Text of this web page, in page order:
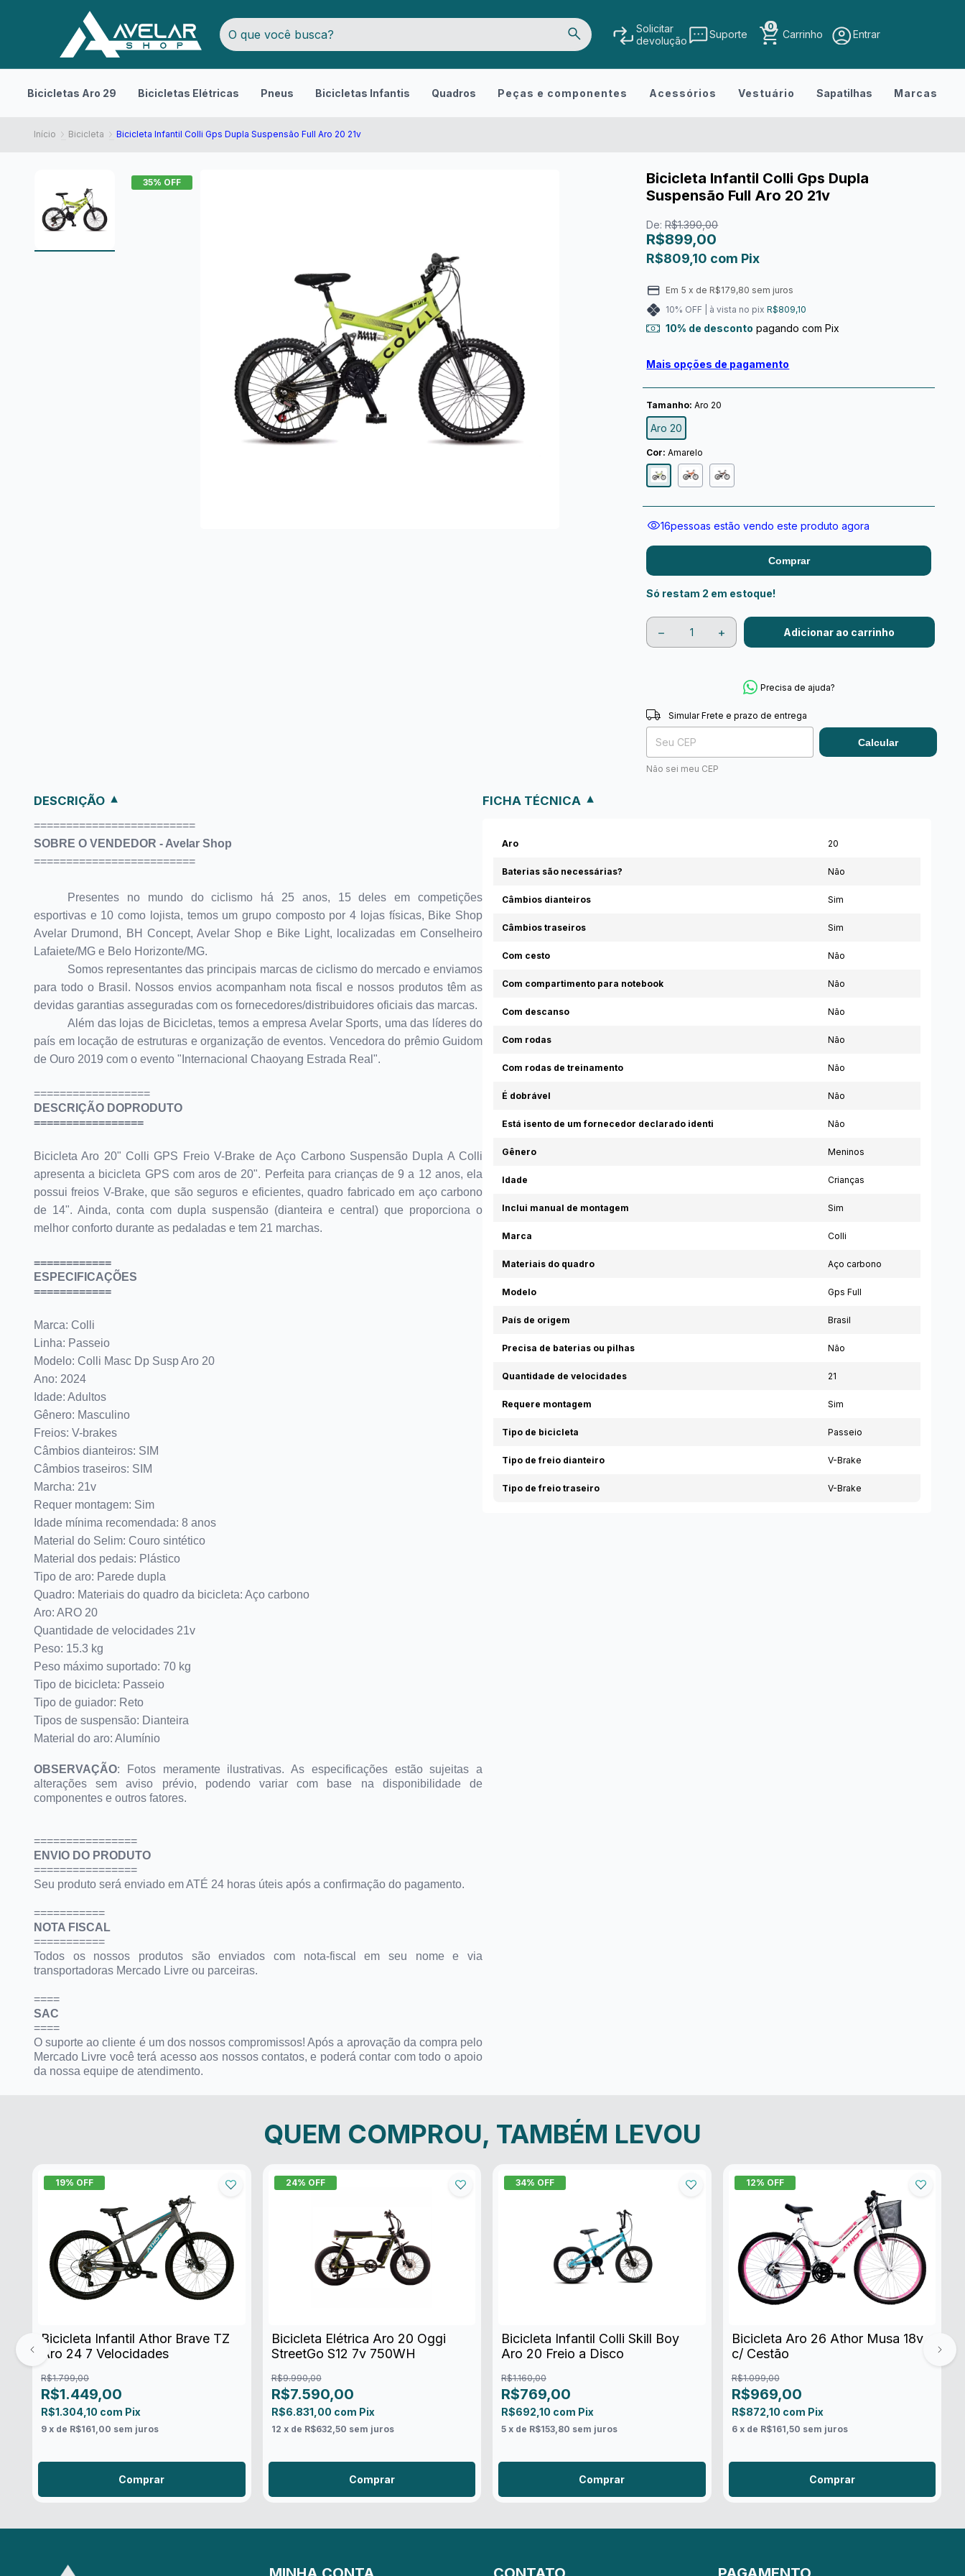
Solicitar
devolução
Suporte Carrinho
0
Entrar
Bicicletas Aro 29 Bicicletas Elétricas Pneus Bicicletas Infantis Quadros Peças e componentes Acessórios Vestuário Sapatilhas Marcas
Início Bicicleta Bicicleta Infantil Colli Gps Dupla Suspensão Full Aro 20 21v
35% OFF
Bicicleta Infantil Colli Gps Dupla
Suspensão Full Aro 20 21v
De: R$1.390,00
R$899,00
R$809,10 com Pix
Em 5 x de R$179,80 sem juros
10% OFF | à vista no pix R$809,10
10% de desconto pagando com Pix
Mais opções de pagamento
Tamanho: Aro 20
Aro 20
Cor: Amarelo
15pessoas estão vendo este produto agora
Comprar
Só restam 2 em estoque!
Precisa de ajuda?
Entregas para o CEP:
Simular Frete e prazo de entrega
Calcular
Não sei meu CEP
DESCRIÇÃO
=========================
SOBRE O VENDEDOR - Avelar Shop
=========================
Presentes no mundo do ciclismo há 25 anos, 15 deles em competições
esportivas e 10 como lojista, temos um grupo composto por 4 lojas físicas, Bike Shop
Avelar Drumond, BH Concept, Avelar Shop e Bike Light, localizadas em Conselheiro
Lafaiete/MG e Belo Horizonte/MG.
Somos representantes das principais marcas de ciclismo do mercado e enviamos
para todo o Brasil. Nossos envios acompanham nota fiscal e nossos produtos têm as
devidas garantias asseguradas com os fornecedores/distribuidores oficiais das marcas.
Além das lojas de Bicicletas, temos a empresa Avelar Sports, uma das líderes do
país em locação de estruturas e organização de eventos. Vencedora do prêmio Guidom
de Ouro 2019 com o evento "Internacional Chaoyang Estrada Real".
==================
DESCRIÇÃO DOPRODUTO
=================
Bicicleta Aro 20" Colli GPS Freio V-Brake de Aço Carbono Suspensão Dupla A Colli
apresenta a bicicleta GPS com aros de 20". Perfeita para crianças de 9 a 12 anos, ela
possui freios V-Brake, que são seguros e eficientes, quadro fabricado em aço carbono
de 14". Ainda, conta com dupla suspensão (dianteira e central) que proporciona o
melhor conforto durante as pedaladas e tem 21 marchas.
============
ESPECIFICAÇÕES
============
Marca: Colli
Linha: Passeio
Modelo: Colli Masc Dp Susp Aro 20
Ano: 2024
Idade: Adultos
Gênero: Masculino
Freios: V-brakes
Câmbios dianteiros: SIM
Câmbios traseiros: SIM
Marcha: 21v
Requer montagem: Sim
Idade mínima recomendada: 8 anos
Material do Selim: Couro sintético
Material dos pedais: Plástico
Tipo de aro: Parede dupla
Quadro: Materiais do quadro da bicicleta: Aço carbono
Aro: ARO 20
Quantidade de velocidades 21v
Peso: 15.3 kg
Peso máximo suportado: 70 kg
Tipo de bicicleta: Passeio
Tipo de guiador: Reto
Tipos de suspensão: Dianteira
Material do aro: Alumínio
OBSERVAÇÃO: Fotos meramente ilustrativas. As especificações estão sujeitas a
alterações sem aviso prévio, podendo variar com base na disponibilidade de
componentes e outros fatores.
================
ENVIO DO PRODUTO
================
Seu produto será enviado em ATÉ 24 horas úteis após a confirmação do pagamento.
===========
NOTA FISCAL
===========
Todos os nossos produtos são enviados com nota-fiscal em seu nome e via
transportadoras Mercado Livre ou parceiras.
====
SAC
====
O suporte ao cliente é um dos nossos compromissos! Após a aprovação da compra pelo
Mercado Livre você terá acesso aos nossos contatos, e poderá contar com todo o apoio
da nossa equipe de atendimento.
FICHA TÉCNICA
Aro 20
Baterias são necessárias? Não
Câmbios dianteiros Sim
Câmbios traseiros Sim
Com cesto Não
Com compartimento para notebook Não
Com descanso Não
Com rodas Não
Com rodas de treinamento Não
É dobrável Não
Está isento de um fornecedor declarado identi Não
Gênero Meninos
Idade Crianças
Inclui manual de montagem Sim
Marca Colli
Materiais do quadro Aço carbono
Modelo Gps Full
País de origem Brasil
Precisa de baterias ou pilhas Não
Quantidade de velocidades 21
Requere montagem Sim
Tipo de bicicleta Passeio
Tipo de freio dianteiro V-Brake
Tipo de freio traseiro V-Brake
QUEM COMPROU, TAMBÉM LEVOU
19% OFF
Bicicleta Infantil Athor Brave TZ
Aro 24 7 Velocidades
R$1.799,00
R$1.449,00
R$1.304,10 com Pix
9 x de R$161,00 sem juros
Comprar
24% OFF
Bicicleta Elétrica Aro 20 Oggi
StreetGo S12 7v 750WH
R$9.990,00
R$7.590,00
R$6.831,00 com Pix
12 x de R$632,50 sem juros
Comprar
34% OFF
Bicicleta Infantil Colli Skill Boy
Aro 20 Freio a Disco
R$1.160,00
R$769,00
R$692,10 com Pix
5 x de R$153,80 sem juros
Comprar
12% OFF
Bicicleta Aro 26 Athor Musa 18v
c/ Cestão
R$1.099,00
R$969,00
R$872,10 com Pix
6 x de R$161,50 sem juros
Comprar